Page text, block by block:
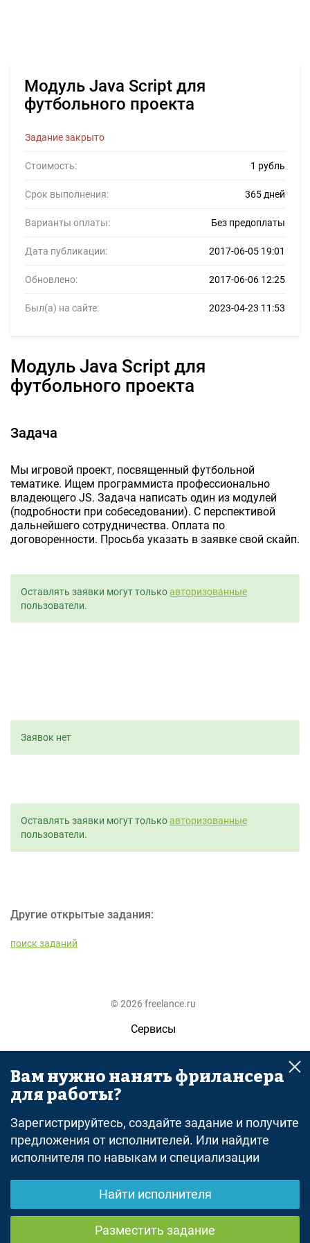
Модуль Java Script для
футбольного проекта
Задание закрыто
Стоимость: 1 рубль
Срок выполнения: 365 дней
Варианты оплаты: Без предоплаты
Дата публикации: 2017-06-05 19:01
Обновлено: 2017-06-06 12:25
Был(а) на сайте: 2023-04-23 11:53
Модуль Java Script для
футбольного проекта
Задача
Мы игровой проект, посвященный футбольной
тематике. Ищем программиста профессионально
владеющего JS. Задача написать один из модулей
(подробности при собеседовании). С перспективой
дальнейшего сотрудничества. Оплата по
договоренности. Просьба указать в заявке свой скайп.
Оставлять заявки могут толькоавторизованные
пользователи.
Заявок нет
Оставлять заявки могут толькоавторизованные
пользователи.
Другие открытые задания:
поиск заданий
© 2026 freelance.ru
Сервисы
Помощь
Поиск
Оферта
Политика конфиденциальности
Дисклеймер о ЗоЗПП
Отказ от ответственности
Вам нужно нанять фрилансера
для работы?
Зарегистрируйтесь, создайте задание и получите
предложения от исполнителей. Или найдите
исполнителя по навыкам и специализации
Найти исполнителя
Разместить задание